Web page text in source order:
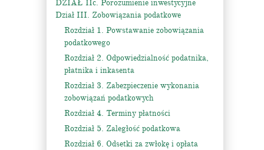
DZIAŁ IIc. Porozumienie inwestycyjne
Dział III. Zobowiązania podatkowe
Rozdział 1. Powstawanie zobowiązania
podatkowego
Rozdział 2. Odpowiedzialność podatnika,
płatnika i inkasenta
Rozdział 3. Zabezpieczenie wykonania
zobowiązań podatkowych
Rozdział 4. Terminy płatności
Rozdział 5. Zaległość podatkowa
Rozdział 6. Odsetki za zwłokę i opłata